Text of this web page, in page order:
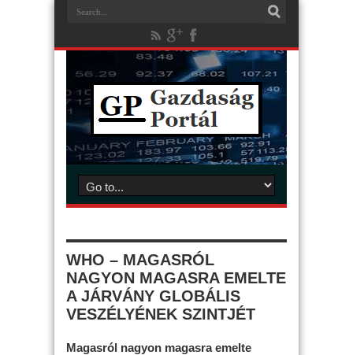
WHO – MAGASRÓL
NAGYON MAGASRA EMELTE
A JÁRVÁNY GLOBÁLIS
VESZÉLYÉNEK SZINTJÉT
Magasról nagyon magasra emelte